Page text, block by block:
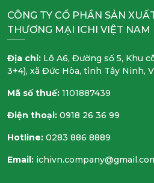
CÔNG TY CỔ PHẦN SẢN
THƯƠNG MẠI ICHI VIỆT NAM
Địa chỉ: Lô A6, Đường số 5, Khu
3+4), xã Đức Hòa, tỉnh Tây Ninh,
Mã số thuế: 1101887439
Điện thoại: 0918 26 36 99
Hotline: 0283 886 8889
Email: